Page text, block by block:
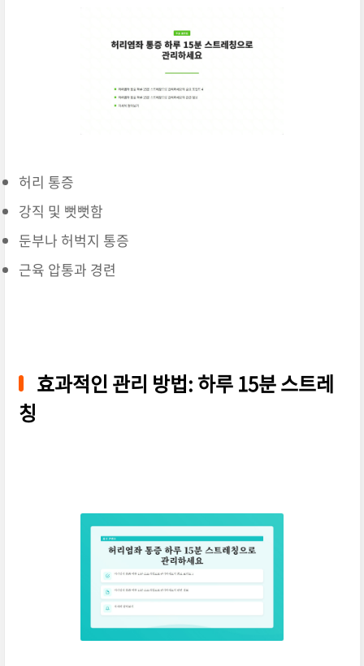
허리 통증
강직 및 뻣뻣함
둔부나 허벅지 통증
근육 압통과 경련
효과적인 관리 방법: 하루 15분 스트레
칭